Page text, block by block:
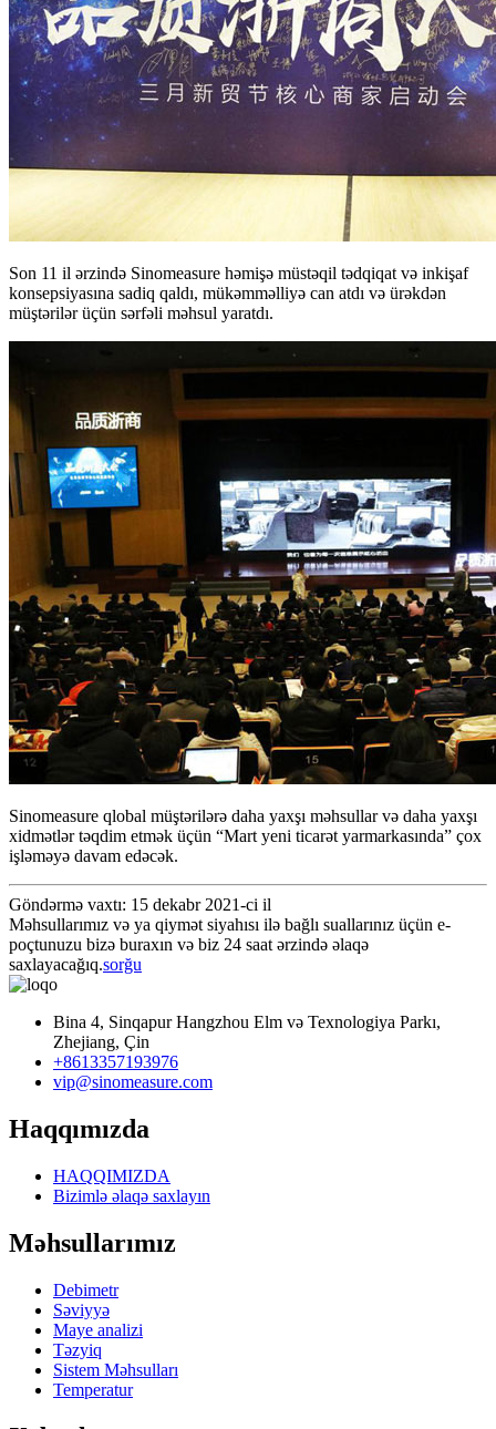
Son 11 il ərzində Sinomeasure həmişə müstəqil tədqiqat və inkişaf
konsepsiyasına sadiq qaldı, mükəmməlliyə can atdı və ürəkdən
müştərilər üçün sərfəli məhsul yaratdı.
Sinomeasure qlobal müştərilərə daha yaxşı məhsullar və daha yaxşı
xidmətlər təqdim etmək üçün “Mart yeni ticarət yarmarkasında” çox
işləməyə davam edəcək.
Göndərmə vaxtı: 15 dekabr 2021-ci il
Məhsullarımız və ya qiymət siyahısı ilə bağlı suallarınız üçün e-
poçtunuzu bizə buraxın və biz 24 saat ərzində əlaqə
saxlayacağıq.sorğu
Bina 4, Sinqapur Hangzhou Elm və Texnologiya Parkı,
Zhejiang, Çin
+8613357193976
vip@sinomeasure.com
Haqqımızda
HAQQIMIZDA
Bizimlə əlaqə saxlayın
Məhsullarımız
Debimetr
Səviyyə
Maye analizi
Təzyiq
Sistem Məhsulları
Temperatur